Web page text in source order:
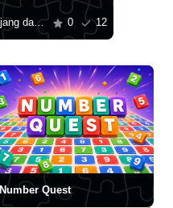
Bunga-bunga dalam keranjang dan telur ungu muda 0 12
Number Quest